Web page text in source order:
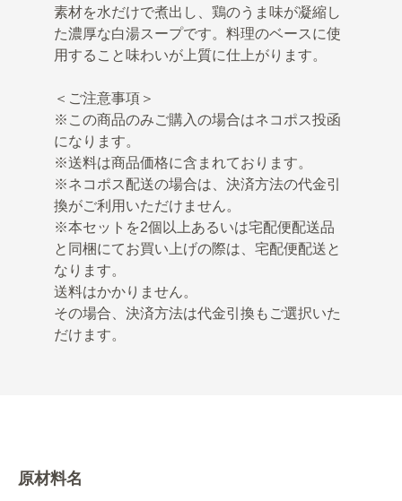
素材を水だけで煮出し、鶏のうま味が凝縮し
た濃厚な白湯スープです。料理のベースに使
用すること味わいが上質に仕上がります。
＜ご注意事項＞
※この商品のみご購入の場合はネコポス投函
になります。
※送料は商品価格に含まれております。
※ネコポス配送の場合は、決済方法の代金引
換がご利用いただけません。
※本セットを2個以上あるいは宅配便配送品
と同梱にてお買い上げの際は、宅配便配送と
なります。
送料はかかりません。
その場合、決済方法は代金引換もご選択いた
だけます。
原材料名